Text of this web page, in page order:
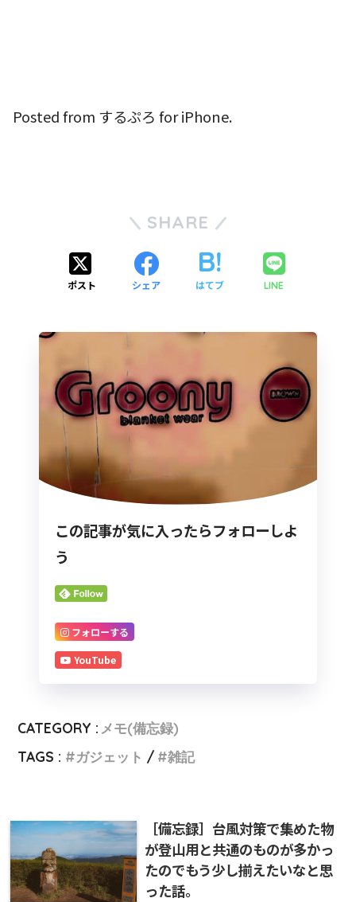
Posted from するぷろ for iPhone.
SHARE
ポスト シェア はてブ LINE
この記事が気に入ったらフォローしよ
う
フォローする
YouTube
CATEGORY :メモ(備忘録)
TAGS :
ガジェット 雑記
［備忘録］台風対策で集めた物
が登山用と共通のものが多かっ
たのでもう少し揃えたいなと思
った話。